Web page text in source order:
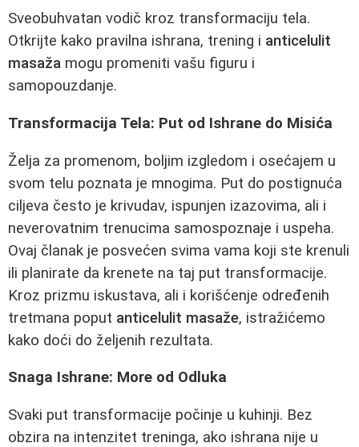
Sveobuhvatan vodič kroz transformaciju tela.
Otkrijte kako pravilna ishrana, trening i anticelulit
masaža mogu promeniti vašu figuru i
samopouzdanje.
Transformacija Tela: Put od Ishrane do Misića
Želja za promenom, boljim izgledom i osećajem u
svom telu poznata je mnogima. Put do postignuća
ciljeva često je krivudav, ispunjen izazovima, ali i
neverovatnim trenucima samospoznaje i uspeha.
Ovaj članak je posvećen svima vama koji ste krenuli
ili planirate da krenete na taj put transformacije.
Kroz prizmu iskustava, ali i korišćenje određenih
tretmana poput anticelulit masaže, istražićemo
kako doći do željenih rezultata.
Snaga Ishrane: More od Odluka
Svaki put transformacije počinje u kuhinji. Bez
obzira na intenzitet treninga, ako ishrana nije u